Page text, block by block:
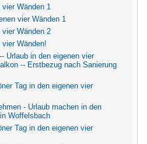
vier Wänden 1
vier Wänden 1
vier Wänden 2
vier Wänden!
Urlaub in den eigenen vier
-- Erstbezug nach Sanierung
Tag in den eigenen vier
- Urlaub machen in den
Woffelsbach
Tag in den eigenen vier